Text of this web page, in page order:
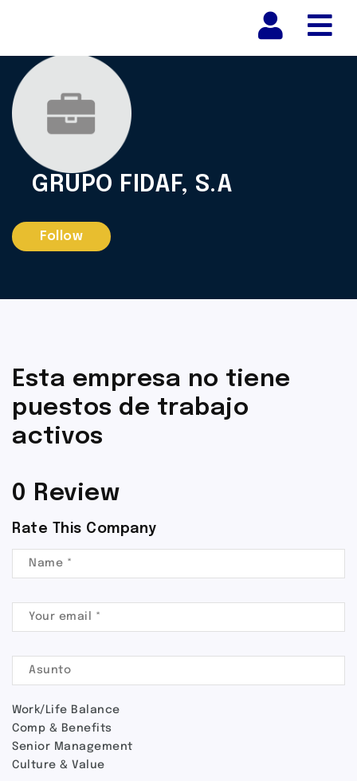
GRUPO FIDAF, S.A
Follow
Esta empresa no tiene
puestos de trabajo
activos
0 Review
Rate This Company
Work/Life Balance
Comp & Benefits
Senior Management
Culture & Value